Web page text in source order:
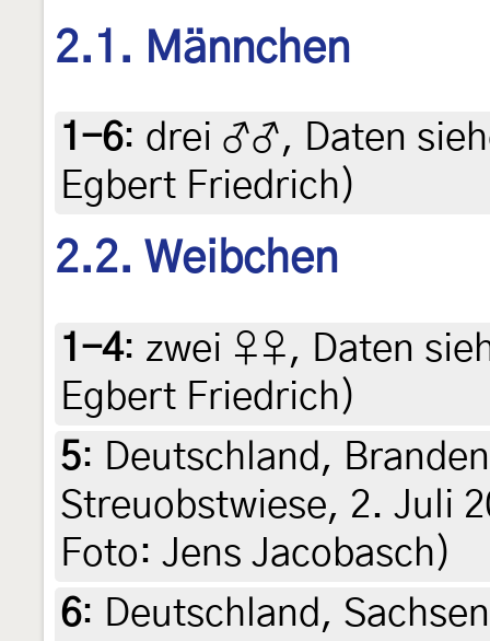
2.1. Männchen
1-6: drei ♂♂, Daten
Egbert Friedrich)
2.2. Weibchen
1-4: zwei ♀♀, Daten
Egbert Friedrich)
5: Deutschland,
Streuobstwiese, 2. Juli
Foto: Jens Jacobasch)
6: Deutschland,